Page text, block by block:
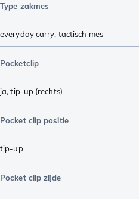
Type zakmes
everyday carry, tactisch mes
Pocketclip
ja, tip-up (rechts)
Pocket clip positie
tip-up
Pocket clip zijde